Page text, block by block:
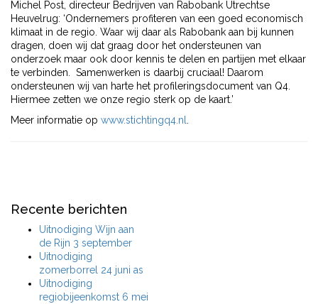
Michel Post, directeur Bedrijven van Rabobank Utrechtse
Heuvelrug: ‘Ondernemers profiteren van een goed economisch
klimaat in de regio. Waar wij daar als Rabobank aan bij kunnen
dragen, doen wij dat graag door het ondersteunen van
onderzoek maar ook door kennis te delen en partijen met elkaar
te verbinden. Samenwerken is daarbij cruciaal! Daarom
ondersteunen wij van harte het profileringsdocument van Q4.
Hiermee zetten we onze regio sterk op de kaart.’
Meer informatie op www.stichtingq4.nl.
Recente berichten
Uitnodiging Wijn aan
de Rijn 3 september
Uitnodiging
zomerborrel 24 juni as
Uitnodiging
regiobijeenkomst 6 mei